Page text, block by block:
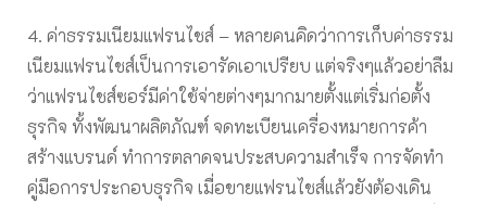
4. ค่าธรรมเนียมแฟรนไชส์ – หลายคนคิดว่าการเก็บค่าธรรม
เนียมแฟรนไชส์เป็นการเอารัดเอาเปรียบ แต่จริงๆแล้วอย่าลืม
ว่าแฟรนไชส์ซอร์มีค่าใช้จ่ายต่างๆมากมายตั้งแต่เริ่มก่อตั้ง
ธุรกิจ ทั้งพัฒนาผลิตภัณฑ์ จดทะเบียนเครื่องหมายการค้า
สร้างแบรนด์ ทำการตลาดจนประสบความสำเร็จ การจัดทำ
คู่มือการประกอบธุรกิจ เมื่อขายแฟรนไชส์แล้วยังต้องเดิน